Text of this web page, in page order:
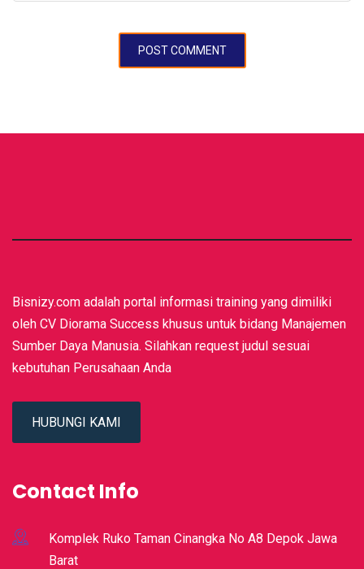
Bisnizy.com adalah portal informasi training yang dimiliki
oleh CV Diorama Success khusus untuk bidang Manajemen
Sumber Daya Manusia. Silahkan request judul sesuai
kebutuhan Perusahaan Anda
HUBUNGI KAMI
Contact Info
Komplek Ruko Taman Cinangka No A8 Depok Jawa
Barat